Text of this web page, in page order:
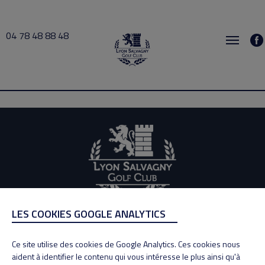
04 78 48 88 48
busy 2026-07-31 11:30 → 2026-07-31 12:00
ADRESSE
69890 La Tour de Salvagny
Tél : 04 78 48 88 48
LES COOKIES GOOGLE ANALYTICS
Ce site utilise des cookies de Google Analytics. Ces cookies nous
aident à identifier le contenu qui vous intéresse le plus ainsi qu'à